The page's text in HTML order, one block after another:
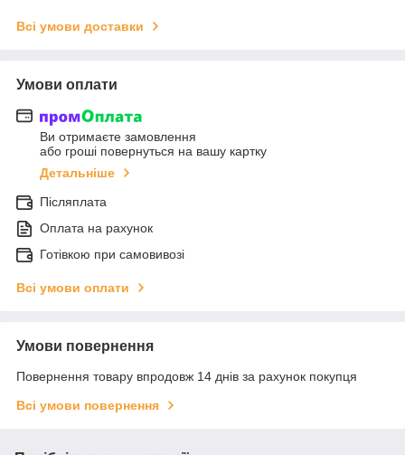
Всі умови доставки
Умови оплати
Ви отримаєте замовлення
або гроші повернуться на вашу картку
Детальніше
Післяплата
Оплата на рахунок
Готівкою при самовивозі
Всі умови оплати
Умови повернення
Повернення товару впродовж 14 днів за рахунок покупця
Всі умови повернення